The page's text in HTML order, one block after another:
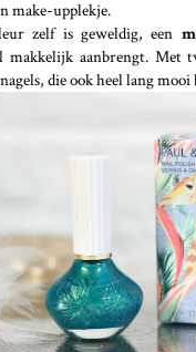
make-upplekje.
zelf is geweldig, een
aanbrengt. Met
die ook heel lang